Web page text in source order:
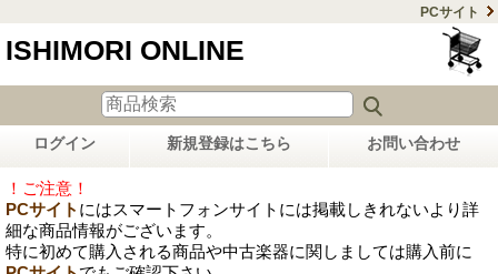
PCサイト
ISHIMORI ONLINE
ログイン 新規登録はこちら お問い合わせ
！ご注意！
PCサイト にはスマートフォンサイトには掲載しきれないより詳
細な商品情報がございます。
特に初めて購入される商品や中古楽器に関しましては購入前に